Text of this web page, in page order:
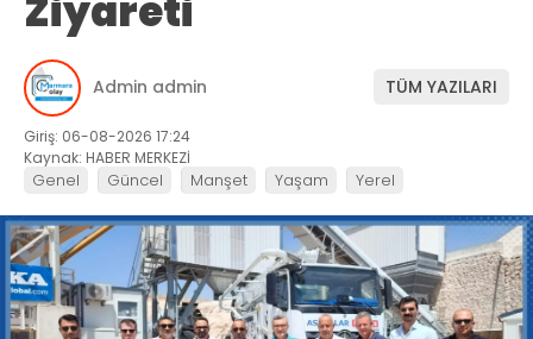
Ziyareti
Admin admin TÜM YAZILARI
Giriş: 06-08-2026 17:24
Kaynak: HABER MERKEZİ
Genel Güncel Manşet Yaşam Yerel